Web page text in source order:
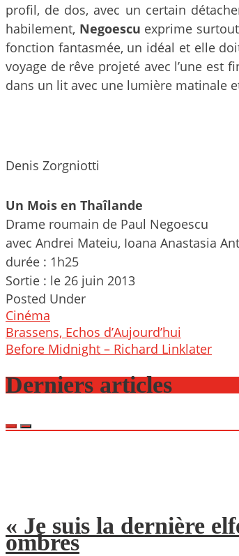
profil, de dos, avec un certain
habilement, Negoescu exprime
fonction fantasmée, un idéal et elle
voyage de rêve projeté avec l’une est
dans un lit avec une lumière matinale
Denis Zorgniotti
Un Mois en Thaîlande
Drame roumain de Paul Negoescu
avec Andrei Mateiu, Ioana Anastasia
durée : 1h25
Sortie : le 26 juin 2013
Posted Under
Cinéma
Post
navigation
Brassens, Echos d’Aujourd’hui
Before Midnight – Richard Linklater
Derniers articles
« Je suis la dernière
ombres